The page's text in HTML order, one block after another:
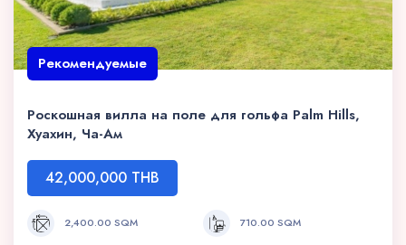
Рекомендуемые
Роскошная вилла на поле для гольфа Palm Hills,
Хуахин, Ча-Ам
42,000,000 THB
2,400.00 SQM 710.00 SQM